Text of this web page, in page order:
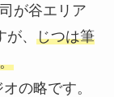
が谷エリア
、 じつは筆
の略です。